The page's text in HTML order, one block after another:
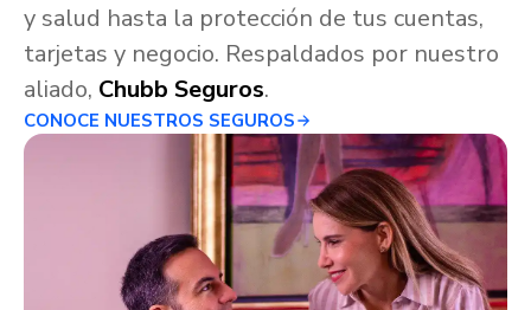
y salud hasta la protección de tus cuentas,
tarjetas y negocio. Respaldados por nuestro
aliado, Chubb Seguros.
CONOCE NUESTROS SEGUROS